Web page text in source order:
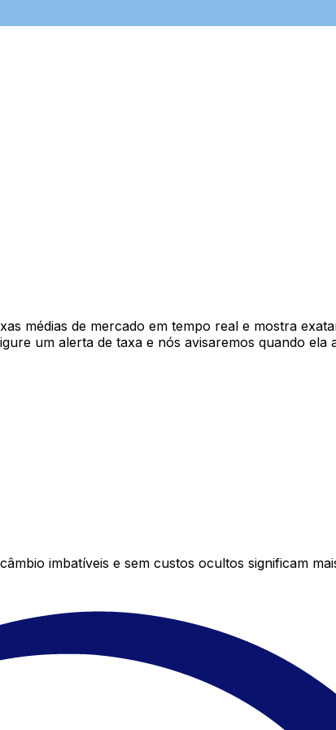
médias de mercado em tempo real e mostra
um alerta de taxa e nós avisaremos quando ela
imbatíveis e sem custos ocultos significam